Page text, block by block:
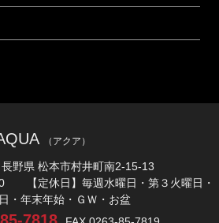
（アクア）
野県 松本市村井町南2-15-13
【定休日】毎週水曜日・第３火曜日・
・年末年始・ＧＷ・お盆